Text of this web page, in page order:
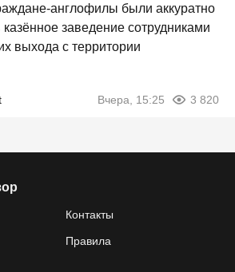
англофилы были аккуратно
заведение сотрудниками
выхода с территории
Вчера, 15:25 3 820
Контакты
Правила